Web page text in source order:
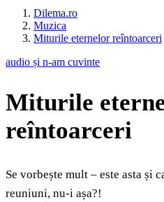
Dilema.ro
Muzica
Miturile eternelor reîntoarceri
audio și n-am cuvinte
Miturile
reîntoarceri
Se vorbește mult – este asta și
reuniuni, nu-i așa?!